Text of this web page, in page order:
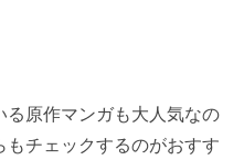
る原作マンガも大人気なの
チェックするのがおすす